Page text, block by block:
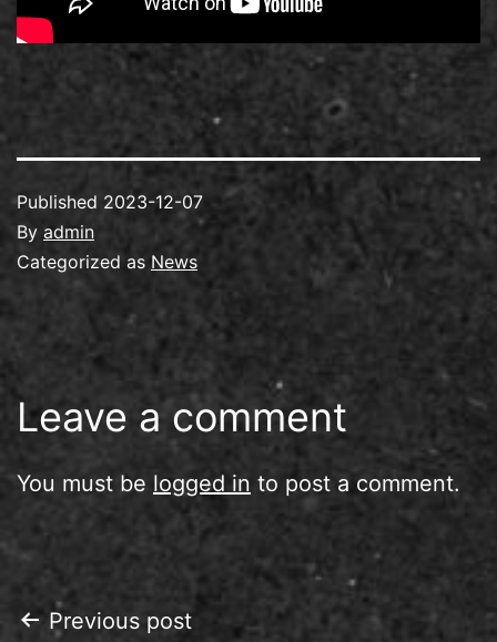
Published 2023-12-07
By admin
Categorized as News
Leave a comment
You must be logged in to post a comment.
Post
Previous post